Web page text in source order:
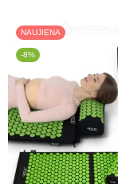
NAUJIENA
-8%